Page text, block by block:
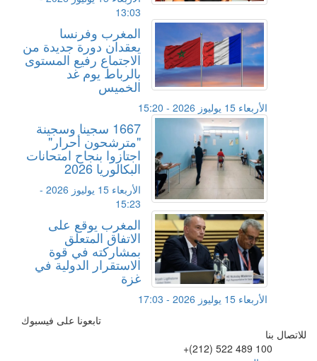
13:03
المغرب وفرنسا
يعقدان دورة جديدة من
الاجتماع رفيع المستوى
بالرباط يوم غد
الخميس
الأربعاء 15 يوليوز 2026 - 15:20
1667 سجينا وسجينة
"مترشحون أحرار"
اجتازوا بنجاح امتحانات
البكالوريا 2026
الأربعاء 15 يوليوز 2026 -
15:23
المغرب يوقع على
الاتفاق المتعلق
بمشاركته في قوة
الاستقرار الدولية في
غزة
الأربعاء 15 يوليوز 2026 - 17:03
تابعونا على فيسبوك
للاتصال بنا
+(212) 522 489 100